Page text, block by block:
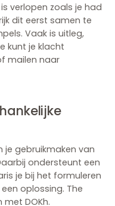
verlopen zoals je had
dit eerst samen te
Vaak is uitleg,
kunt je klacht
mailen naar
je gebruikmaken van
ondersteunt een
je bij het formuleren
oplossing. The
DOKh.